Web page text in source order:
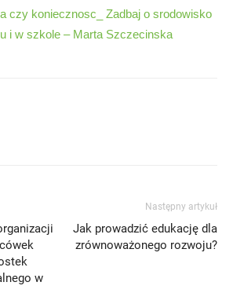
czy koniecznosc_ Zadbaj o srodowisko
i w szkole – Marta Szczecinska
w
Następny artykuł
Jak prowadzić edukację dla
zrównoważonego rozwoju?